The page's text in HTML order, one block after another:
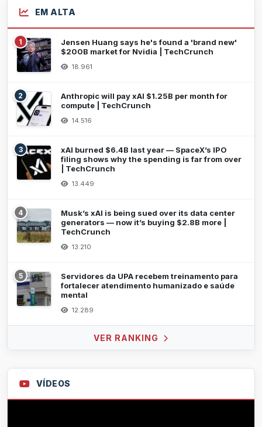
EM ALTA
1
Jensen Huang says he's found a 'brand new'
$200B market for Nvidia | TechCrunch
18.961
2
Anthropic will pay xAI $1.25B per month for
compute | TechCrunch
14.516
3
xAI burned $6.4B last year — SpaceX’s IPO
filing shows why the spending is far from over
| TechCrunch
13.449
4
Musk’s xAI is being sued over its data center
generators — now it’s buying $2.8B more |
TechCrunch
13.210
5
Servidores da UPA recebem treinamento para
fortalecer atendimento humanizado e saúde
mental
12.289
VER RANKING
VÍDEOS